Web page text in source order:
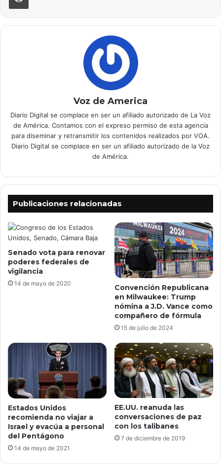
Voz de America
Diario Digital se complace en ser un afiliado autorizado de La Voz
de América. Contamos con el expreso permiso de esta agencia
para diseminar y retransmitir los contenidos realizados por VOA.
Diario Digital se complace en ser un afiliado autorizado de la Voz
de América.
Publicaciones relacionadas
Senado vota para renovar
poderes federales de
vigilancia
14 de mayo de 2020
Convención Republicana
en Milwaukee: Trump
nómina a J.D. Vance como
compañero de fórmula
15 de julio de 2024
Estados Unidos
recomienda no viajar a
Israel y evacúa a personal
del Pentágono
14 de mayo de 2021
EE.UU. reanuda las
conversaciones de paz
con los talibanes
7 de diciembre de 2019